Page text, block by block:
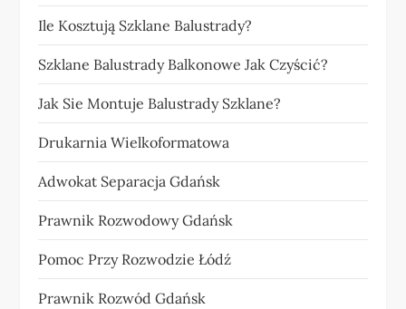
Ile Kosztują Szklane Balustrady?
Szklane Balustrady Balkonowe Jak Czyścić?
Jak Sie Montuje Balustrady Szklane?
Drukarnia Wielkoformatowa
Adwokat Separacja Gdańsk
Prawnik Rozwodowy Gdańsk
Pomoc Przy Rozwodzie Łódź
Prawnik Rozwód Gdańsk